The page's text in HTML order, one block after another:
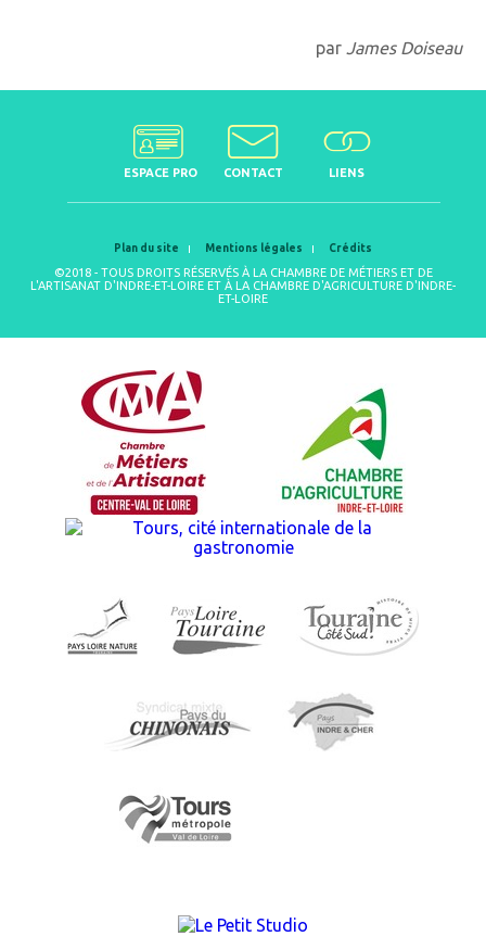
par James Doiseau
ESPACE PRO CONTACT LIENS
Plan du site Mentions légales Crédits
©2018 - TOUS DROITS RÉSERVÉS À LA CHAMBRE DE MÉTIERS ET DE
L'ARTISANAT D'INDRE-ET-LOIRE ET À LA CHAMBRE D'AGRICULTURE D'INDRE-
ET-LOIRE